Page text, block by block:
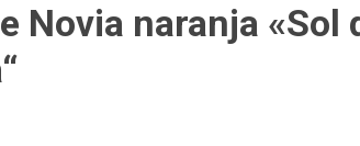
Novia naranja «Sol